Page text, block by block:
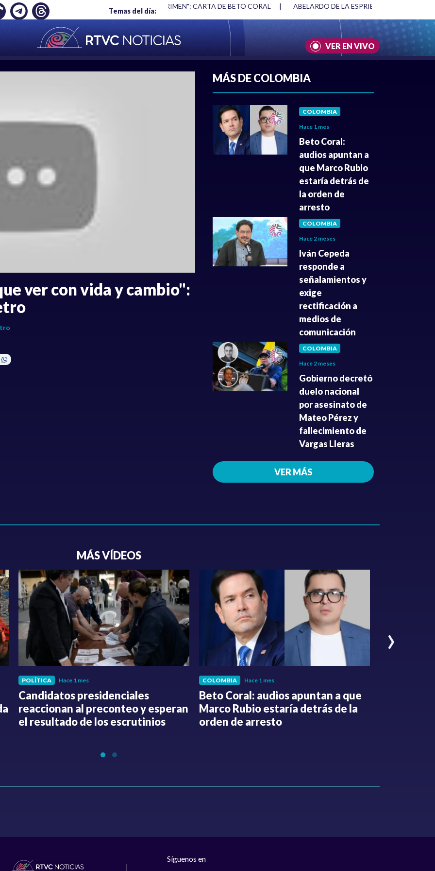
Temas del día:
JP MORGAN "HABLAR NO ES UN CRIMEN": CARTA DE BETO CORAL | ABELARDO DE LA ESPRIELLA Y DMG
VER EN VIVO
ver con vida y cambio":
MÁS DE COLOMBIA
COLOMBIA
Hace 1 mes
Beto Coral:
audios apuntan a
que Marco Rubio
estaría detrás de
la orden de
arresto
COLOMBIA
Hace 2 meses
Iván Cepeda
responde a
señalamientos y
exige
rectificación a
medios de
comunicación
COLOMBIA
Hace 2 meses
Gobierno decretó
duelo nacional
por asesinato de
Mateo Pérez y
fallecimiento de
Vargas Lleras
VER MÁS
MÁS VÍDEOS
POLÍTICA Hace 1 mes
Candidatos presidenciales
reaccionan al preconteo y esperan
el resultado de los escrutinios
COLOMBIA Hace 1 mes
Beto Coral: audios apuntan a que
Marco Rubio estaría detrás de la
orden de arresto
›
Síguenos en